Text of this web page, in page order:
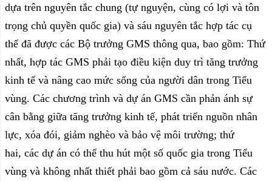
dựa trên nguyên tắc chung (tự nguyện, cùng có lợi và tôn
trọng chủ quyền quốc gia) và sáu nguyên tắc hợp tác cụ
thể đã được các Bộ trưởng GMS thông qua, bao gồm: Thứ
nhất, hợp tác GMS phải tạo điều kiện duy trì tăng trưởng
kinh tế và nâng cao mức sống của người dân trong Tiểu
vùng. Các chương trình và dự án GMS cần phản ánh sự
cân bằng giữa tăng trưởng kinh tế, phát triển nguồn nhân
lực, xóa đói, giảm nghèo và bảo vệ môi trường; thứ
hai, các dự án có thể thu hút một số quốc gia trong Tiểu
vùng và không nhất thiết phải bao gồm cả sáu nước. Các